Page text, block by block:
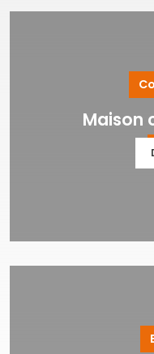
Maison